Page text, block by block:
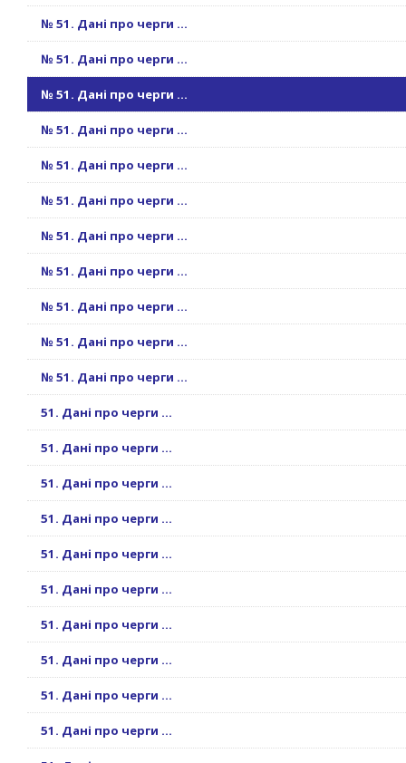
№ 51. Дані про черги ...
№ 51. Дані про черги ...
№ 51. Дані про черги ...
№ 51. Дані про черги ...
№ 51. Дані про черги ...
№ 51. Дані про черги ...
№ 51. Дані про черги ...
№ 51. Дані про черги ...
№ 51. Дані про черги ...
№ 51. Дані про черги ...
№ 51. Дані про черги ...
51. Дані про черги ...
51. Дані про черги ...
51. Дані про черги ...
51. Дані про черги ...
51. Дані про черги ...
51. Дані про черги ...
51. Дані про черги ...
51. Дані про черги ...
51. Дані про черги ...
51. Дані про черги ...